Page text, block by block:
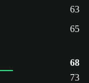
63
65
68
73